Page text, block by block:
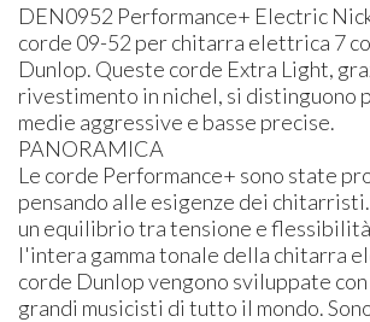
DEN0952 Performance+ Electric
corde 09-52 per chitarra elettrica 7
Dunlop. Queste corde Extra Light,
rivestimento in nichel, si distinguono
medie aggressive e basse precise.
PANORAMICA
Le corde Performance+ sono state
pensando alle esigenze dei
un equilibrio tra tensione e
l'intera gamma tonale della chitarra
corde Dunlop vengono sviluppate
grandi musicisti di tutto il mondo.